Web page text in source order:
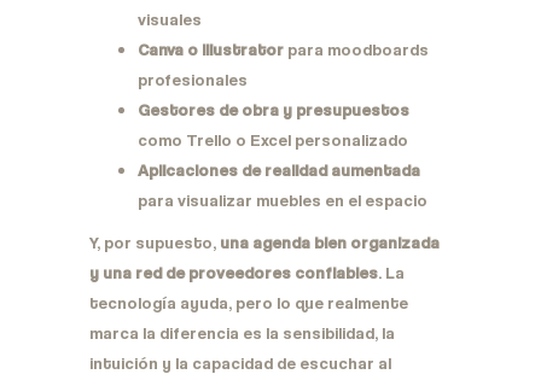
visuales
Canva o Illustrator para moodboards
profesionales
Gestores de obra y presupuestos
como Trello o Excel personalizado
Aplicaciones de realidad aumentada
para visualizar muebles en el espacio
Y, por supuesto, una agenda bien organizada
y una red de proveedores confiables. La
tecnología ayuda, pero lo que realmente
marca la diferencia es la sensibilidad, la
intuición y la capacidad de escuchar al